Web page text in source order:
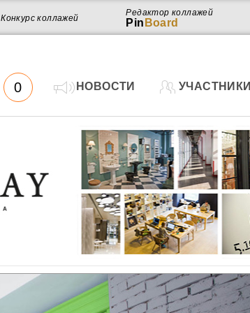
Редактор коллажей
Pin Board
Конкурс коллажей
0 НОВОСТИ УЧАСТНИКИ